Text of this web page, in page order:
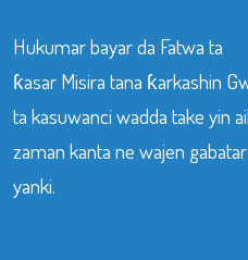
Hukumar bayar da Fatwa ta
ƙasar Misira tana ƙarkashin
ta kasuwanci wadda take yin
zaman kanta ne wajen
yanki.